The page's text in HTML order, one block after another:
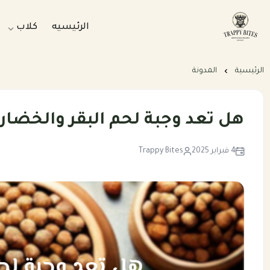
Trappybites
الرئيسيه كلاب
باقات
الرئيسية المدونة
هل تعد وجبة لحم البقر
4 فبراير 2025 Trappy Bites